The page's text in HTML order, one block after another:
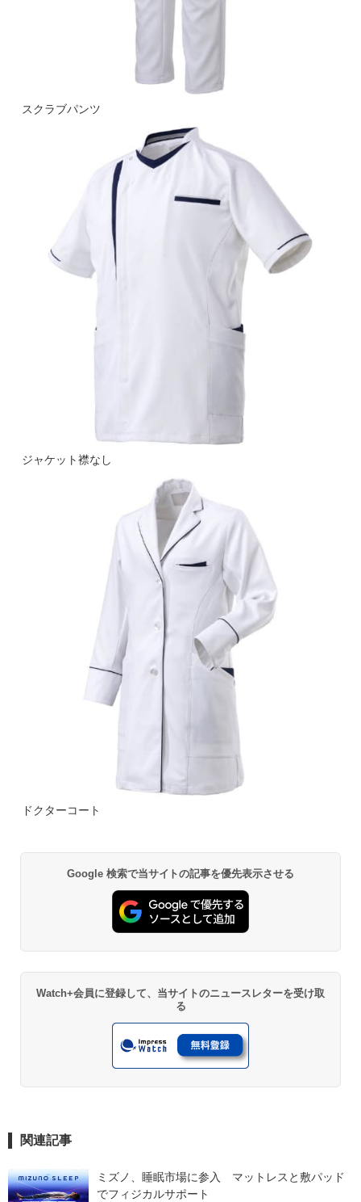
スクラブパンツ
ジャケット襟なし
ドクターコート
Google 検索で当サイトの記事を優先表示させる
Watch+会員に登録して、当サイトのニュースレターを受け取
る
関連記事
ミズノ、睡眠市場に参入　マットレスと敷パッド
でフィジカルサポート